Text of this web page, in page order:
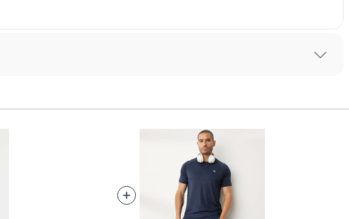
legal-retail
solapa